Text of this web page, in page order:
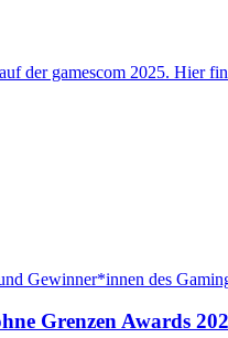
der gamescom 2025. Hier
Grenzen Awards